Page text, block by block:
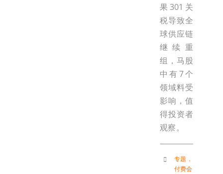
果301关
税导致全
球供应链
继续重
组，马股
中有7个
领域料受
影响，值
得投资者
观察。
专题 ，
付费会